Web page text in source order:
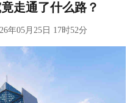
走通了什么路？
年05月25日 17时52分